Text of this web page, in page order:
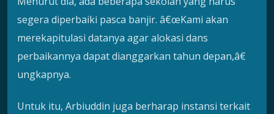
segera diperbaiki pasca banjir. â€œKami akan
merekapitulasi datanya agar alokasi dans
perbaikannya dapat dianggarkan tahun depan,â€
ungkapnya.
Untuk itu, Arbiuddin juga berharap instansi terkait